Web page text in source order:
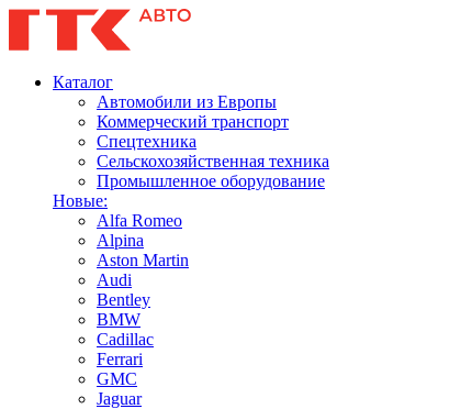
Каталог
Автомобили из Европы
Коммерческий транспорт
Спецтехника
Сельскохозяйственная техника
Промышленное оборудование
Новые:
Alfa Romeo
Alpina
Aston Martin
Audi
Bentley
BMW
Cadillac
Ferrari
GMC
Jaguar